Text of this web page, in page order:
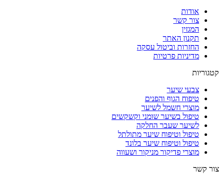
אודות
צור קשר
המגזין
תקנון האתר
החזרות וביטול עסקה
מדיניות פרטיות
קטגוריות
צבעי שיער
טיפוח הגוף והפנים
מוצרי חשמל לשיער
טיפול בשיער שומני וקשקשים
לשיער שעבר החלקה
טיפול וטיפוח שיער מתולתל
טיפול וטיפוח שיער בלונד
מוצרי פדיקור מניקור ושעווה
צור קשר